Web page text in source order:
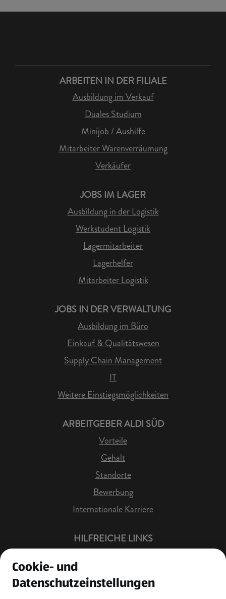
ARBEITEN IN DER FILIALE
Ausbildung im Verkauf
Duales Studium
Minijob / Aushilfe
Mitarbeiter Warenverräumung
Verkäufer
JOBS IM LAGER
Ausbildung in der Logistik
Werkstudent Logistik
Lagermitarbeiter
Lagerhelfer
Mitarbeiter Logistik
JOBS IN DER VERWALTUNG
Ausbildung im Büro
Einkauf & Qualitätswesen
Supply Chain Management
IT
Weitere Einstiegsmöglichkeiten
ARBEITGEBER ALDI SÜD
Vorteile
Gehalt
Standorte
Bewerbung
Internationale Karriere
HILFREICHE LINKS
Job Benachrichtigung
Bewerberkonto
Cookie- und
Datenschutzeinstellungen